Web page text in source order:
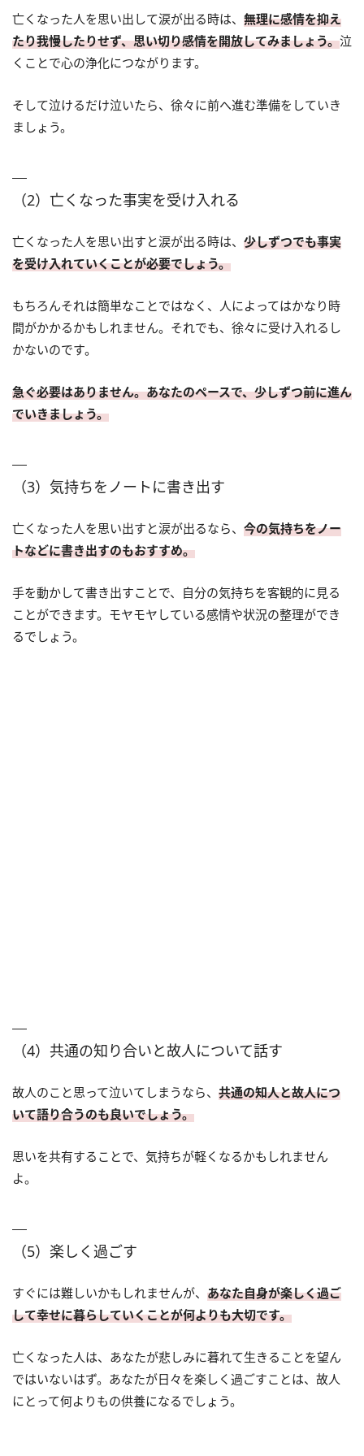
亡くなった人を思い出して涙が出る時は、 無理に感情を抑え
たり我慢したりせず、思い切り感情を開放してみましょう。泣
くことで心の浄化につながります。
そして泣けるだけ泣いたら、徐々に前へ進む準備をしていき
ましょう。
（2）亡くなった事実を受け入れる
亡くなった人を思い出すと涙が出る時は、 少しずつでも事実
を受け入れていくことが必要でしょう。
もちろんそれは簡単なことではなく、人によってはかなり時
間がかかるかもしれません。それでも、徐々に受け入れるし
かないのです。
急ぐ必要はありません。あなたのペースで、少しずつ前に進ん
でいきましょう。
（3）気持ちをノートに書き出す
亡くなった人を思い出すと涙が出るなら、 今の気持ちをノー
トなどに書き出すのもおすすめ。
手を動かして書き出すことで、自分の気持ちを客観的に見る
ことができます。モヤモヤしている感情や状況の整理ができ
るでしょう。
（4）共通の知り合いと故人について話す
故人のこと思って泣いてしまうなら、 共通の知人と故人につ
いて語り合うのも良いでしょう。
思いを共有することで、気持ちが軽くなるかもしれません
よ。
（5）楽しく過ごす
すぐには難しいかもしれませんが、 あなた自身が楽しく過ご
して幸せに暮らしていくことが何よりも大切です。
亡くなった人は、あなたが悲しみに暮れて生きることを望ん
ではいないはず。あなたが日々を楽しく過ごすことは、故人
にとって何よりもの供養になるでしょう。